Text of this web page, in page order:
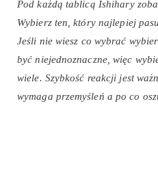
Pod każdą tablicą Ishihary
Wybierz ten, który najlepiej
Jeśli nie wiesz co wybrać
być niejednoznaczne, więc
wiele. Szybkość reakcji jest
wymaga przemyśleń a po co